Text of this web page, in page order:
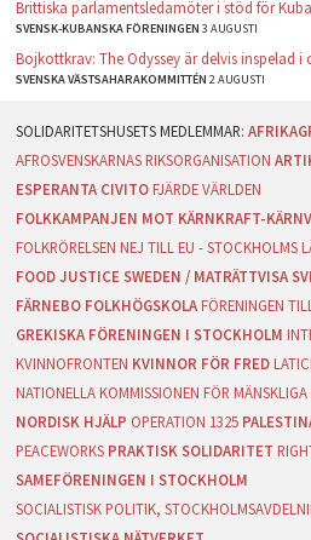
Brittiska parlamentsledamöter i stöd för Kuba
SVENSK-KUBANSKA FÖRENINGEN3 AUGUSTI
Bojkottkrav: The Odyssey är delvis inspelad i
SVENSKA VÄSTSAHARAKOMMITTÉN2 AUGUSTI
AFROSVENSKARNAS RIKSORGANISATION
ESPERANTA CIVITO FJÄRDE VÄRLDEN
FOLKKAMPANJEN MOT KÄRNKRAFT-
FOLKRÖRELSEN NEJ TILL EU - STOCKHOLMS
FOOD JUSTICE SWEDEN / MATRÄTTVISA
FÄRNEBO FOLKHÖGSKOLA FÖRENINGEN
GREKISKA FÖRENINGEN I STOCKHOLM
KVINNOFRONTEN KVINNOR FÖR FRED
NATIONELLA KOMMISSIONEN FÖR
NORDISK HJÄLP OPERATION 1325
PEACEWORKS PRAKTISK SOLIDARITET
SAMEFÖRENINGEN I STOCKHOLM
SOCIALISTISK POLITIK,